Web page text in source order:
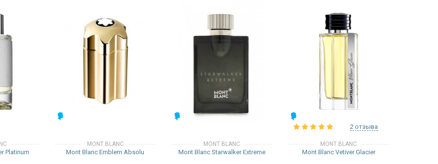
Platinum
MONT BLANC
Mont Blanc Emblem Absolu
МУЖСКИЕ
MONT BLANC
Mont Blanc Starwalker Extreme
2 отзыва
MONT BLANC
Mont Blanc Vetiver Glacier